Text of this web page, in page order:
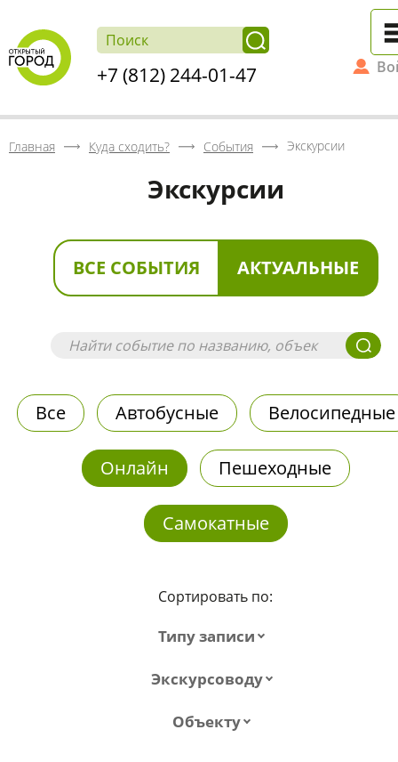
+7 (812) 244-01-47
Главная Куда сходить? События Экскурсии
Экскурсии
ВСЕ СОБЫТИЯ АКТУАЛЬНЫЕ
Все Автобусные Велосипедные
Онлайн Пешеходные
Самокатные
Сортировать по:
Типу записи
Экскурсоводу
Объекту